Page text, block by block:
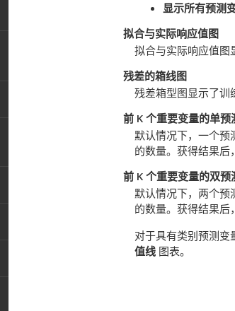
显示所有预测
拟合与实际响应值图
拟合与实际响应值图
残差的箱线图
残差箱型图显示了训
前 K 个重要变量的单
默认情况下，一个
的数量。获得结果后
前 K 个重要变量的双
默认情况下，两个
的数量。获得结果后
对于具有类别预测
值线 图表。